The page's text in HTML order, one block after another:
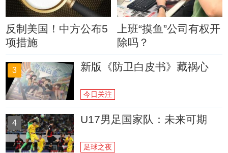
反制美国！中方公布5
项措施
上班“摸鱼”公司有权开
除吗？
3 新版《防卫白皮书》藏祸心
今日关注
4 U17男足国家队：未来可期
足球之夜